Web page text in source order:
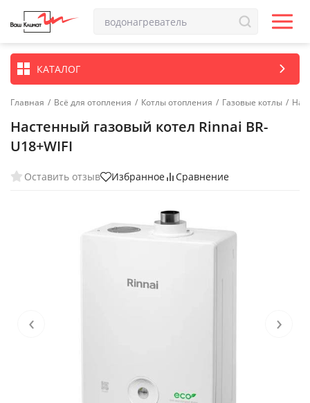
КАТАЛОГ
Главная / Всё для отопления / Котлы отопления / Газовые котлы /
Настенный газовый котел Rinnai BR-
U18+WIFI
Оставить отзыв Избранное Сравнение
‹ ›